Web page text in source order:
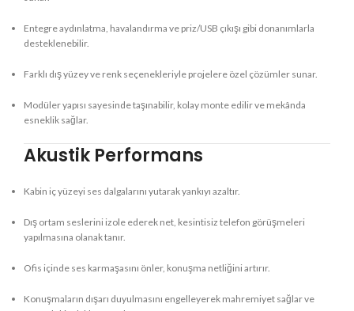
Entegre aydınlatma, havalandırma ve priz/USB çıkışı gibi donanımlarla
desteklenebilir.
Farklı dış yüzey ve renk seçenekleriyle projelere özel çözümler sunar.
Modüler yapısı sayesinde taşınabilir, kolay monte edilir ve mekânda
esneklik sağlar.
Akustik Performans
Kabin iç yüzeyi ses dalgalarını yutarak yankıyı azaltır.
Dış ortam seslerini izole ederek net, kesintisiz telefon görüşmeleri
yapılmasına olanak tanır.
Ofis içinde ses karmaşasını önler, konuşma netliğini artırır.
Konuşmaların dışarı duyulmasını engelleyerek mahremiyet sağlar ve